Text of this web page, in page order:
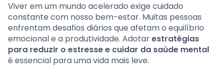
Viver em um mundo acelerado exige cuidado
constante com nosso bem-estar. Muitas pessoas
enfrentam desafios diários que afetam o equilíbrio
emocional e a produtividade. Adotarestratégias
para reduzir o estresse e cuidar da saúde mental
é essencial para uma vida mais leve.